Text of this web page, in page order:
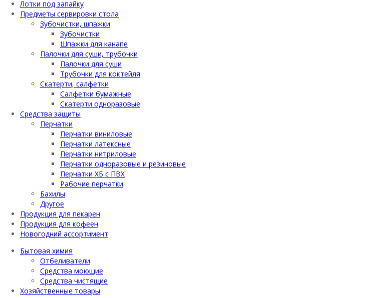
Лотки под запайку
Предметы сервировки стола
Зубочистки, шпажки
Зубочистки
Шпажки для канапе
Палочки для суши, трубочки
Палочки для суши
Трубочки для коктейля
Скатерти, салфетки
Салфетки бумажные
Скатерти одноразовые
Средства защиты
Перчатки
Перчатки виниловые
Перчатки латексные
Перчатки нитриловые
Перчатки одноразовые и резиновые
Перчатки ХБ с ПВХ
Рабочие перчатки
Бахилы
Другое
Продукция для пекарен
Продукция для кофеен
Новогодний ассортимент
Бытовая химия
Отбеливатели
Средства моющие
Средства чистящие
Хозяйственные товары